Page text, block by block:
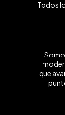
Todos
que